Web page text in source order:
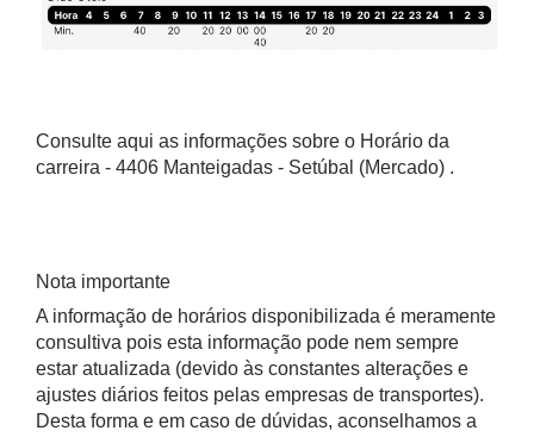
Consulte aqui as informações sobre o Horário da
carreira - 4406 Manteigadas - Setúbal (Mercado) .
Nota importante
A informação de horários disponibilizada é meramente
consultiva pois esta informação pode nem sempre
estar atualizada (devido às constantes alterações e
ajustes diários feitos pelas empresas de transportes).
Desta forma e em caso de dúvidas, aconselhamos a